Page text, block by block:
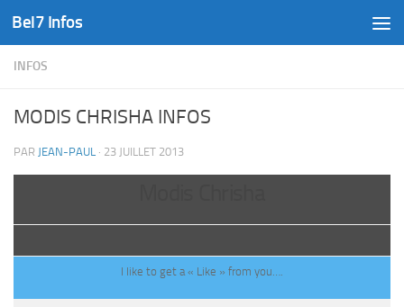
Skip to content
Bel7 Infos
INFOS
MODIS CHRISHA INFOS
PAR JEAN-PAUL · 23 JUILLET 2013
I like to get a « Like » from you….